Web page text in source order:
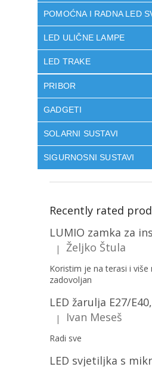
POMOĆNA I RADNA LED
LED ULIČNE LAMPE
LED TRAKE
PRIBOR
GADGETI
SOLARNI SUSTAVI
SIGURNOSNI SUSTAVI
Recently rated
The product rating is 5 out
| Željko Štula
Koristim je na terasi i više
zadovoljan
LED žarulja E27/
The product rating is 5 out
| Ivan Meseš
Radi sve